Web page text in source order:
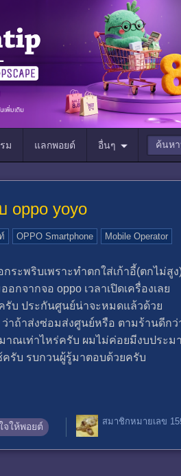
ม แลกพอยต์ อื่นๆ
oppo yoyo
OPPO Smartphone Mobile Operator
ระพริบเพราะทำตกใส่เก้าอี้(ตกไม่สู
กจากจอ oppo เวลาเปิดเครื่องเลย
รับ ประกันศูนย์น่าจะหมดแล้วด้วย
าถ้าส่งซ่อมส่งศูนย์หรือ ตามร้านดีกว่
าณเท่าไหร่ครับ ผมไม่ค่อยมีงบประม
ครับ รบกวนผู้รู้มาตอบด้วยครับ
จให้พอยต์ สมาชิกหมายเลข